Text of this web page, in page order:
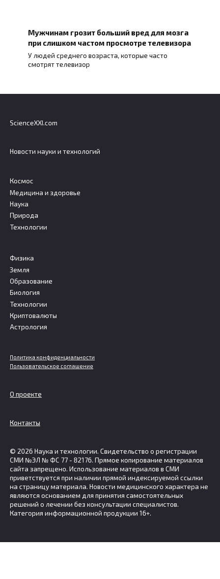
Мужчинам грозит больший вред для мозга
при слишком частом просмотре телевизора
У людей среднего возраста, которые часто
смотрят телевизор
ScienceXXI.com
Новости науки и технологий
Космос
Медицина и здоровье
Наука
Природа
Технологии
Физика
Земля
Образование
Биология
Технологии
Криптовалюты
Астрология
Политика конфиденциальности
Пользовательское соглашение
О проекте
Контакты
© 2026 Наука и технологии. Свидетельство о регистрации
СМИ №ЭЛ № ФС 77 - 82176. Прямое копирование материалов
сайта запрещено. Использование материалов в СМИ
приветствуется при наличии прямой индексируемой ссылки
на страницу материала. Новости медицинского характера не
являются основанием для принятия самостоятельных
решений о лечении без консультации специалистов.
Категория информационной продукции 16+.